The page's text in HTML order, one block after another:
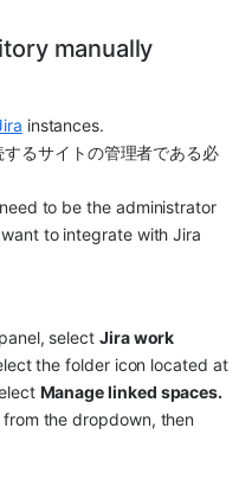
manually
instances.
るサイトの管理者である必
to be the administrator
to integrate with Jira
select Jira work
the folder icon located at
Manage linked spaces.
the dropdown, then